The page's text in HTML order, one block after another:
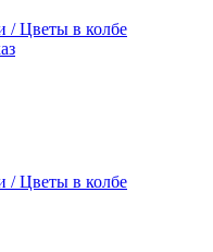
/ Цветы в колбе
/ Цветы в колбе